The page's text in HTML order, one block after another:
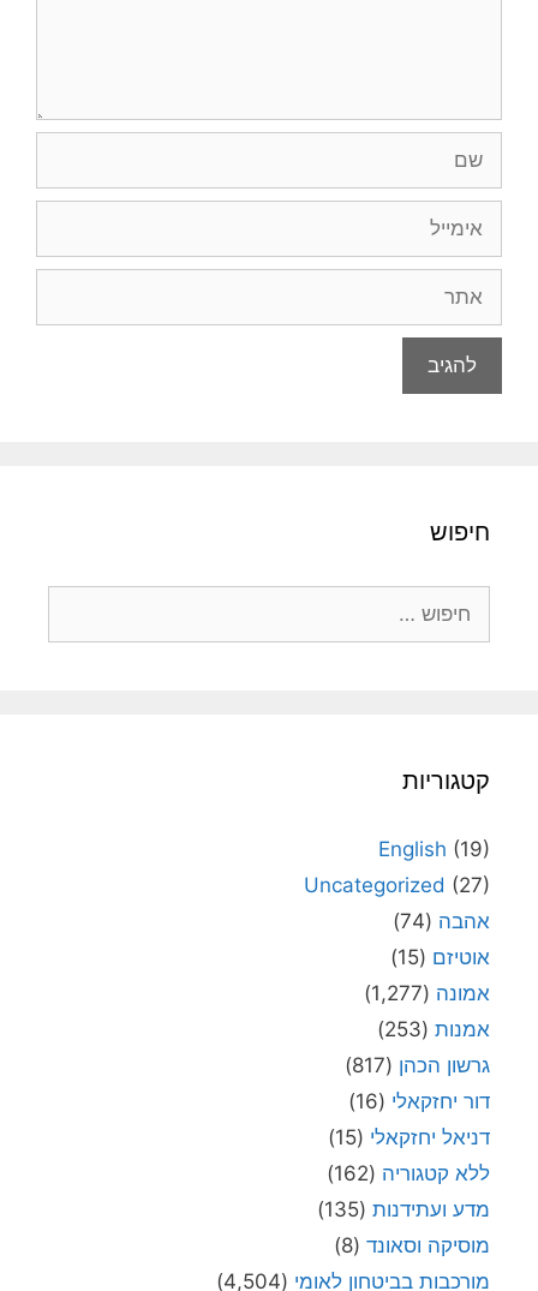
חיפוש
קטגוריות
English (19)
Uncategorized (27)
אהבה (74)
אוטיזם (15)
אמונה (1,277)
אמנות (253)
גרשון הכהן (817)
דור יחזקאלי (16)
דניאל יחזקאלי (15)
ללא קטגוריה (162)
מדע ועתידנות (135)
מוסיקה וסאונד (8)
מורכבות בביטחון לאומי (4,504)